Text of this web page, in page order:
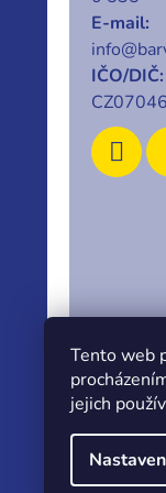
Tento web
jejich
E-mail:
IČO/DIČ: